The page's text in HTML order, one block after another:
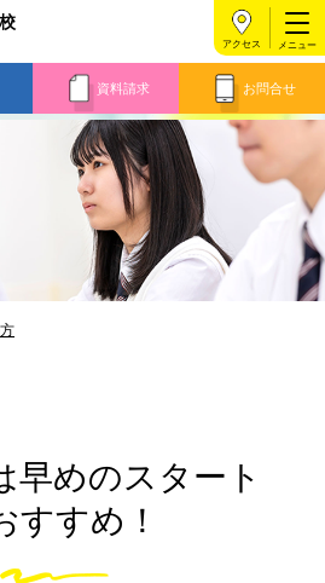
資料請求 お問合せ
アクセス
早めのスタート
すすめ！